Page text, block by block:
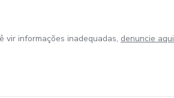
vir informações inadequadas, denuncie aqui